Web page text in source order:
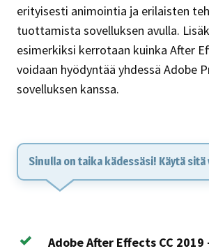
erityisesti animointia ja erilaisten
tuottamista sovelluksen avulla.
esimerkiksi kerrotaan kuinka After
voidaan hyödyntää yhdessä Adobe
sovelluksen kanssa.
Sinulla on taika kädessäsi! Käytä sitä
Adobe After Effects CC